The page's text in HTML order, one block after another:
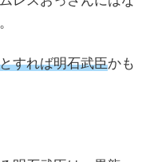
すれば明石武臣かも